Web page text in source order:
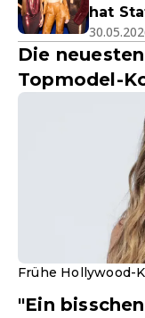
hat
Die
Topmodel-
Frühe Hollywood-
"Ein